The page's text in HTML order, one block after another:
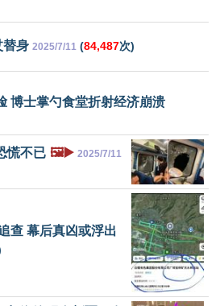
替身 2025/7/11 (84,487次)
博士掌勺食堂折射经济崩溃
慌不已 🖼️▶️ 2025/7/11
查 幕后真凶或浮出